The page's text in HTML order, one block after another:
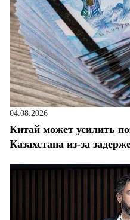
04.08.2026
Китай может усилить
Казахстана из-за